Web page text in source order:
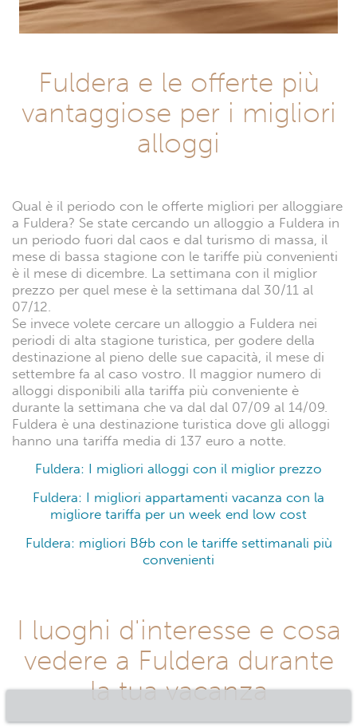
Fuldera e le offerte più
vantaggiose per i migliori
alloggi
Qual è il periodo con le offerte migliori per alloggiare
a Fuldera? Se state cercando un alloggio a Fuldera in
un periodo fuori dal caos e dal turismo di massa, il
mese di bassa stagione con le tariffe più convenienti
è il mese di dicembre. La settimana con il miglior
prezzo per quel mese è la settimana dal 30/11 al
07/12.
Se invece volete cercare un alloggio a Fuldera nei
periodi di alta stagione turistica, per godere della
destinazione al pieno delle sue capacità, il mese di
settembre fa al caso vostro. Il maggior numero di
alloggi disponibili alla tariffa più conveniente è
durante la settimana che va dal dal 07/09 al 14/09.
Fuldera è una destinazione turistica dove gli alloggi
hanno una tariffa media di 137 euro a notte.
Fuldera: I migliori alloggi con il miglior prezzo
Fuldera: I migliori appartamenti vacanza con la
migliore tariffa per un week end low cost
Fuldera: migliori B&b con le tariffe settimanali più
convenienti
I luoghi d'interesse e cosa
vedere a Fuldera durante
la tua vacanza